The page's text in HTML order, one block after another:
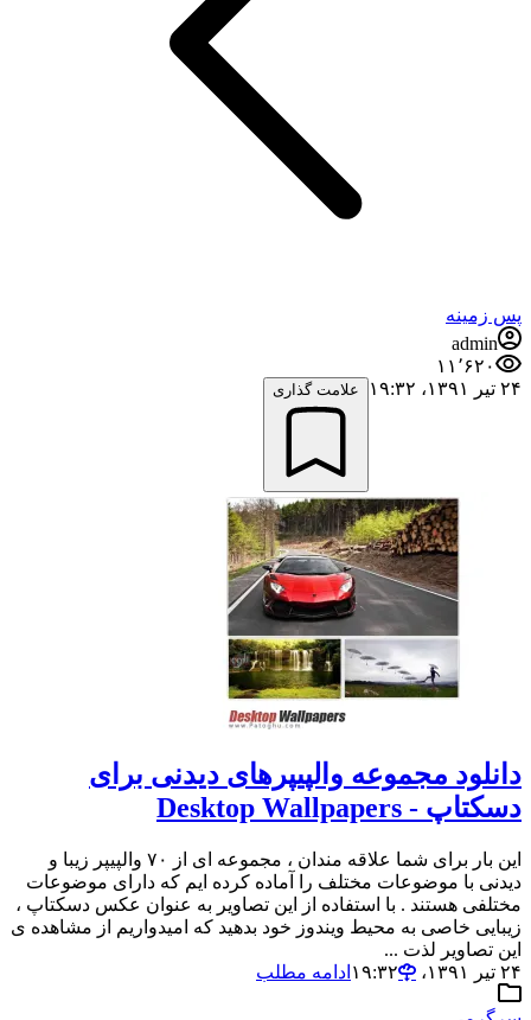
پس زمینه
admin
۱۱٬۶۲۰
۲۴ تیر ۱۳۹۱،‏ ۱۹:۳۲
علامت گذاری
دانلود مجموعه والپیپرهای دیدنی برای
دسکتاپ - Desktop Wallpapers
این بار برای شما علاقه مندان ، مجموعه ای از ۷۰ والپیپر زیبا و
دیدنی با موضوعات مختلف را آماده کرده ایم که دارای موضوعات
مختلفی هستند . با استفاده از این تصاویر به عنوان عکس دسکتاپ ،
زیبایی خاصی به محیط ویندوز خود بدهید که امیدواریم از مشاهده ی
این تصاویر لذت ...
۲۴ تیر ۱۳۹۱،‏ ۱۹:۳۲
ادامه مطلب